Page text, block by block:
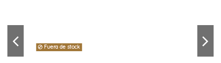
Fuera de stock